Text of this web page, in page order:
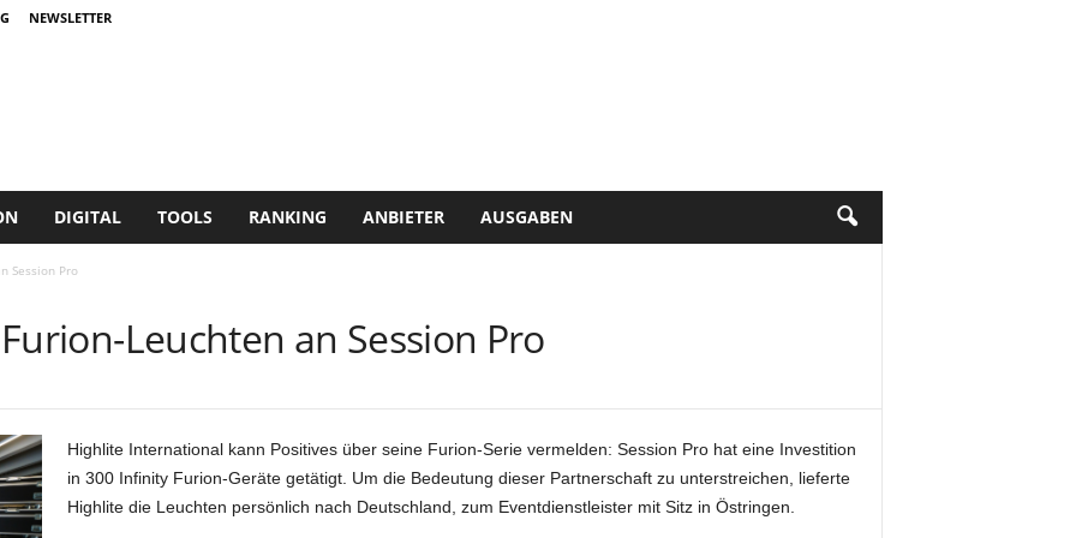
NEWSLETTER
DIGITAL TOOLS RANKING ANBIETER AUSGABEN
Session Pro
Leuchten an Session Pro
Highlite International kann Positives über seine Furion-Serie vermelden: Session Pro hat eine Investition
in 300 Infinity Furion-Geräte getätigt. Um die Bedeutung dieser Partnerschaft zu unterstreichen, lieferte
Highlite die Leuchten persönlich nach Deutschland, zum Eventdienstleister mit Sitz in Östringen.